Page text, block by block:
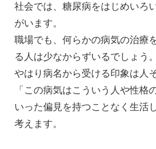
社会では、糖尿病をはじめいろ
がいます。
職場でも、何らかの病気の治療
る人は少なからずいるでしょう。
やはり病名から受ける印象は人
「この病気はこういう人や性格
いった偏見を持つことなく生活
考えます。